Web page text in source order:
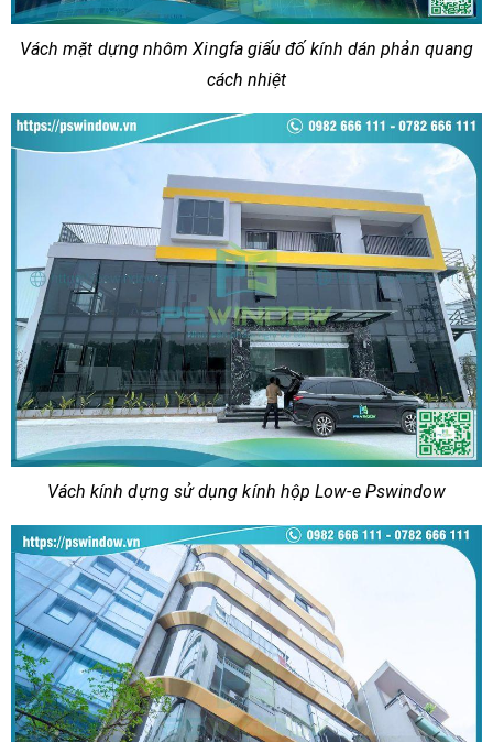
Vách mặt dựng nhôm Xingfa giấu đố kính dán phản quang
cách nhiệt
Vách kính dựng sử dụng kính hộp Low-e Pswindow